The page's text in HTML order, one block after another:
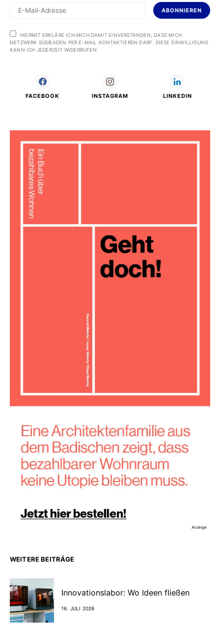
ABONNIEREN
HIERMIT ERKLÄRE ICH MICH DAMIT EINVERSTANDEN, DASS MICH
NETZWERK SÜDBADEN PER E-MAIL KONTAKTIEREN DARF. DIESE EINWILLIGUNG
KANN ICH JEDERZEIT WIDERRUFEN.
FACEBOOK INSTAGRAM LINKEDIN
Anzeige
WEITERE BEITRÄGE
Innovationslabor: Wo Ideen fließen
16. JULI 2026